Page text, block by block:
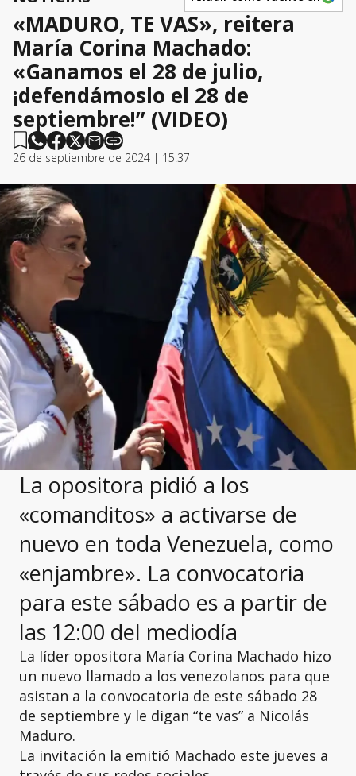
«MADURO, TE VAS», reitera
María Corina Machado:
«Ganamos el 28 de julio,
¡defendámoslo el 28 de
septiembre!” (VIDEO)
26 de septiembre de 2024 | 15:37
La opositora pidió a los
«comanditos» a activarse de
nuevo en toda Venezuela, como
«enjambre». La convocatoria
para este sábado es a partir de
las 12:00 del mediodía
La líder opositora María Corina Machado hizo
un nuevo llamado a los venezolanos para que
asistan a la convocatoria de este sábado 28
de septiembre y le digan “te vas” a Nicolás
Maduro.
La invitación la emitió Machado este jueves a